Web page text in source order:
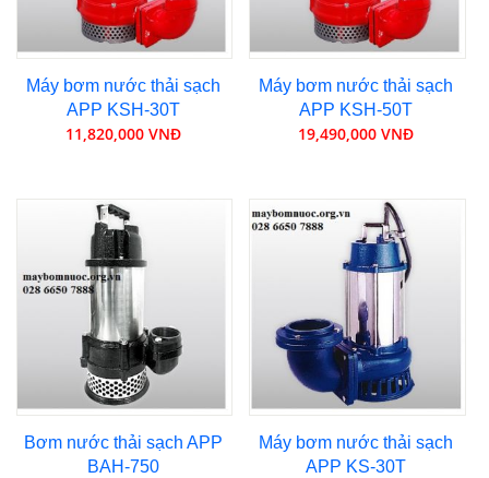
Máy bơm nước thải sạch
APP KSH-30T
11,820,000 VNĐ
Máy bơm nước thải sạch
APP KSH-50T
19,490,000 VNĐ
Bơm nước thải sạch APP
BAH-750
Máy bơm nước thải sạch
APP KS-30T